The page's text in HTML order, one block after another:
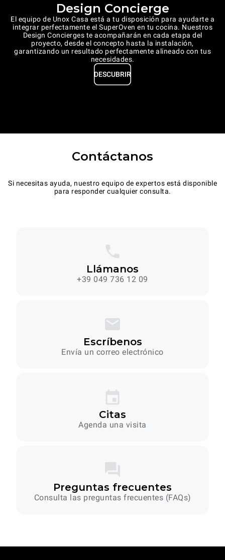
Design Concierge
El equipo de Unox Casa está a tu disposición para ayudarte a
integrar perfectamente el SuperOven en tu cocina. Nuestros
Design Concierges te acompañarán en cada etapa del
proyecto, desde el concepto hasta la instalación,
garantizando un resultado perfectamente alineado con tus
necesidades.
DESCUBRIR
Contáctanos
Si necesitas ayuda, nuestro equipo de expertos está disponible
para responder cualquier consulta.
Llámanos
+39 049 736 12 09
Escríbenos
Envía un correo electrónico
Citas
Agenda una visita
Preguntas frecuentes
Consulta las preguntas frecuentes (FAQs)